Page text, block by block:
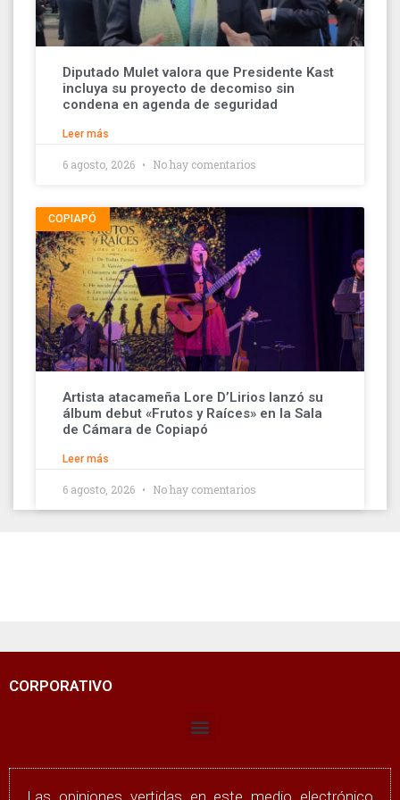
Diputado Mulet valora que Presidente Kast
incluya su proyecto de decomiso sin
condena en agenda de seguridad
Leer más
6 agosto, 2026 No hay comentarios
COPIAPÓ
Artista atacameña Lore D’Lirios lanzó su
álbum debut «Frutos y Raíces» en la Sala
de Cámara de Copiapó
Leer más
6 agosto, 2026 No hay comentarios
CORPORATIVO